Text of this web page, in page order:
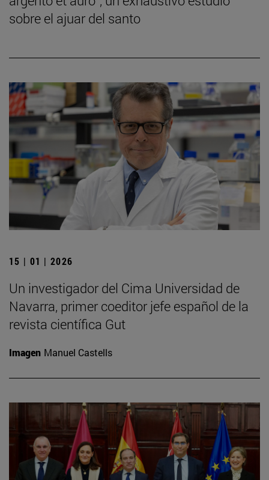
sobre el ajuar del santo
15 | 01 | 2026
Un investigador del Cima Universidad de
Navarra, primer coeditor jefe español de la
revista científica Gut
Imagen Manuel Castells